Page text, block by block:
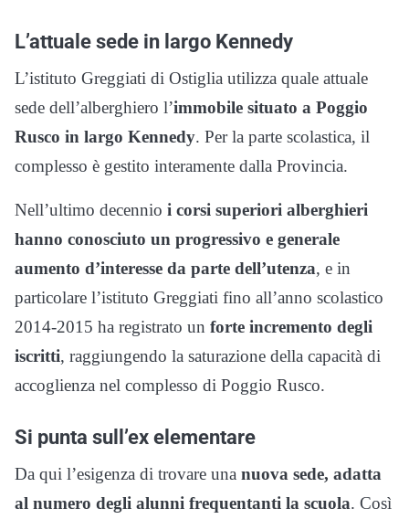
L’attuale sede in largo Kennedy
L’istituto Greggiati di Ostiglia utilizza quale attuale
sede dell’alberghiero l’immobile situato a Poggio
Rusco in largo Kennedy. Per la parte scolastica, il
complesso è gestito interamente dalla Provincia.
Nell’ultimo decennio i corsi superiori alberghieri
hanno conosciuto un progressivo e generale
aumento d’interesse da parte dell’utenza, e in
particolare l’istituto Greggiati fino all’anno scolastico
2014-2015 ha registrato un forte incremento degli
iscritti, raggiungendo la saturazione della capacità di
accoglienza nel complesso di Poggio Rusco.
Si punta sull’ex elementare
Da qui l’esigenza di trovare una nuova sede, adatta
al numero degli alunni frequentanti la scuola. Così